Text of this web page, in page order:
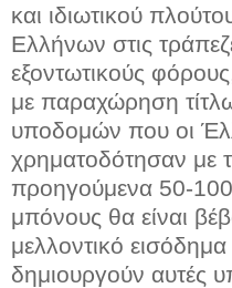
και ιδιωτικού
Ελλήνων στις
εξοντωτικούς
με παραχώρηση
υποδομών που οι
χρηματοδότησαν με
προηγούμενα 50-
μπόνους θα είναι
μελλοντικό
δημιουργούν αυτές